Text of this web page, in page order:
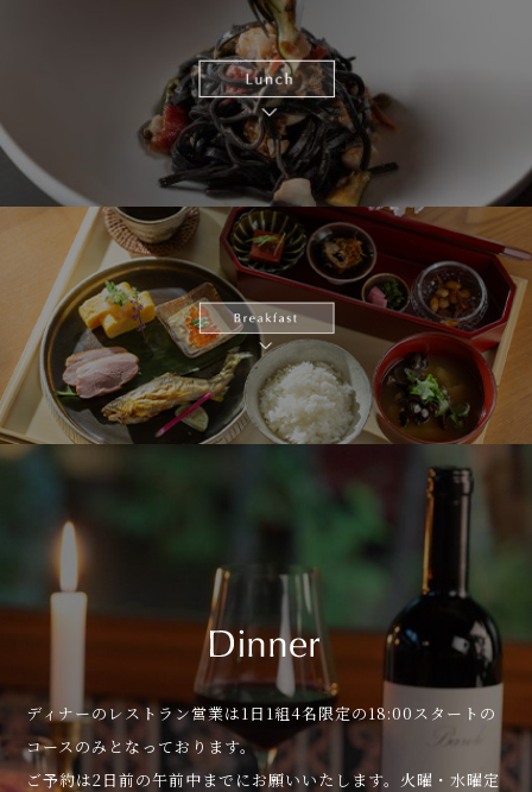
ディナーのレストラン営業は1日1組4名限定の18:00スタートの
コースのみとなっております。
ご予約は2日前の午前中までにお願いいたします。火曜・水曜定